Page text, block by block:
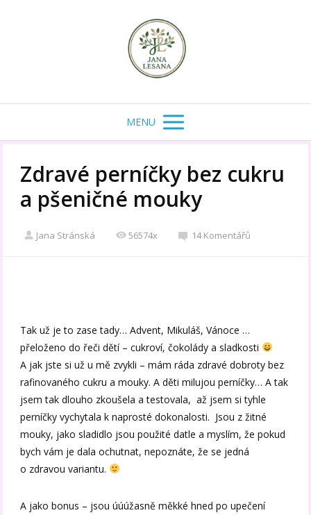
MENU
Zdravé perníčky bez cukru
a pšeničné mouky
Jana Stránská 56574x 14 Komentářů
Tak už je to zase tady… Advent, Mikuláš, Vánoce …
přeloženo do řeči dětí – cukroví, čokolády a sladkosti
A jak jste si už u mě zvykli – mám ráda zdravé dobroty bez
rafinovaného cukru a mouky. A děti milujou perníčky… A tak
jsem tak dlouho zkoušela a testovala, až jsem si tyhle
perníčky vychytala k naprosté dokonalosti. Jsou z žitné
mouky, jako sladidlo jsou použité datle a myslím, že pokud
bych vám je dala ochutnat, nepoznáte, že se jedná
o zdravou variantu.
A jako bonus – jsou úúúžasně měkké hned po upečení